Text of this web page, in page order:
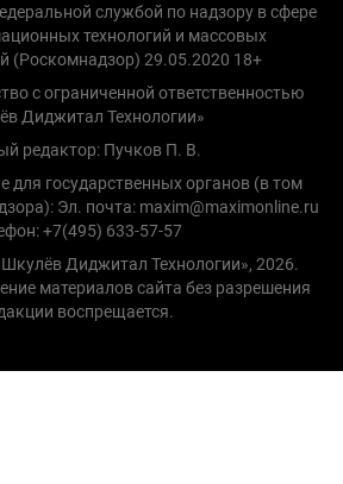
службой по надзору в сфере
технологий и массовых
(Роскомнадзор) 29.05.2020 18+
с ограниченной ответственностью
Диджитал Технологии»
редактор: Пучков П. В.
для государственных органов (в том
Эл. почта: maxim@maximonline.ru
+7(495) 633-57-57
Диджитал Технологии», 2026.
материалов сайта без разрешения
воспрещается.